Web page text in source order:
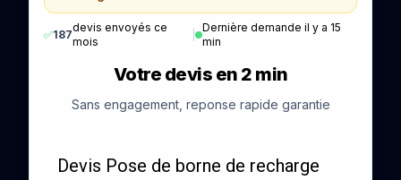
✅187
devis envoyés ce
mois
Dernière demande il y a 15
min
Votre devis en 2 min
Sans engagement, reponse rapide garantie
Devis Pose de borne de recharge